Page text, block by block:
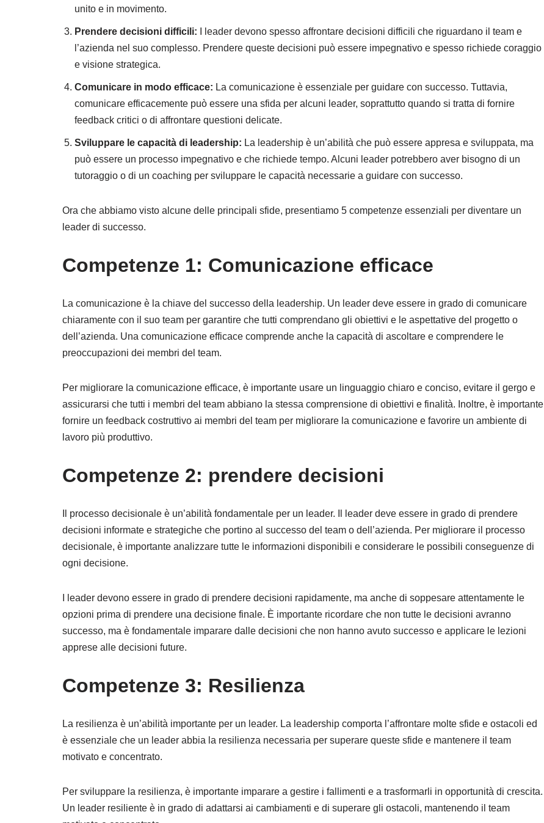
L’importanza di gestire i dipendenti difficili
Strategie per gestire i dipendenti difficili
Conclusione
FAQs
Altri riferimenti:
unito e in movimento.
Prendere decisioni difficili: I leader devono spesso affrontare decisioni difficili che riguardano il team e
l’azienda nel suo complesso. Prendere queste decisioni può essere impegnativo e spesso richiede coraggio
e visione strategica.
Comunicare in modo efficace: La comunicazione è essenziale per guidare con successo. Tuttavia,
comunicare efficacemente può essere una sfida per alcuni leader, soprattutto quando si tratta di fornire
feedback critici o di affrontare questioni delicate.
Sviluppare le capacità di leadership: La leadership è un’abilità che può essere appresa e sviluppata, ma
può essere un processo impegnativo e che richiede tempo. Alcuni leader potrebbero aver bisogno di un
tutoraggio o di un coaching per sviluppare le capacità necessarie a guidare con successo.
Ora che abbiamo visto alcune delle principali sfide, presentiamo 5 competenze essenziali per diventare un
leader di successo.
Competenze 1: Comunicazione efficace
La comunicazione è la chiave del successo della leadership. Un leader deve essere in grado di comunicare
chiaramente con il suo team per garantire che tutti comprendano gli obiettivi e le aspettative del progetto o
dell’azienda. Una comunicazione efficace comprende anche la capacità di ascoltare e comprendere le
preoccupazioni dei membri del team.
Per migliorare la comunicazione efficace, è importante usare un linguaggio chiaro e conciso, evitare il gergo e
assicurarsi che tutti i membri del team abbiano la stessa comprensione di obiettivi e finalità. Inoltre, è importante
fornire un feedback costruttivo ai membri del team per migliorare la comunicazione e favorire un ambiente di
lavoro più produttivo.
Competenze 2: prendere decisioni
Il processo decisionale è un’abilità fondamentale per un leader. Il leader deve essere in grado di prendere
decisioni informate e strategiche che portino al successo del team o dell’azienda. Per migliorare il processo
decisionale, è importante analizzare tutte le informazioni disponibili e considerare le possibili conseguenze di
ogni decisione.
I leader devono essere in grado di prendere decisioni rapidamente, ma anche di soppesare attentamente le
opzioni prima di prendere una decisione finale. È importante ricordare che non tutte le decisioni avranno
successo, ma è fondamentale imparare dalle decisioni che non hanno avuto successo e applicare le lezioni
apprese alle decisioni future.
Competenze 3: Resilienza
La resilienza è un’abilità importante per un leader. La leadership comporta l’affrontare molte sfide e ostacoli ed
è essenziale che un leader abbia la resilienza necessaria per superare queste sfide e mantenere il team
motivato e concentrato.
Per sviluppare la resilienza, è importante imparare a gestire i fallimenti e a trasformarli in opportunità di crescita.
Un leader resiliente è in grado di adattarsi ai cambiamenti e di superare gli ostacoli, mantenendo il team